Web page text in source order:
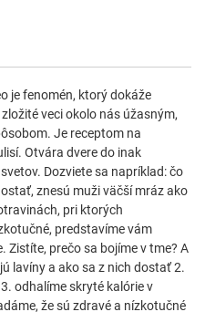
je fenomén, ktorý dokáže
veci okolo nás úžasným,
Je receptom na
Otvára dvere do inak
Dozviete sa napríklad: čo
znesú muži väčší mráz ako
pri ktorých
predstavíme vám
Zistíte, prečo sa bojíme v tme? A
lavíny a ako sa z nich dostať 2.
odhalíme skryté kalórie v
že sú zdravé a nízkotučné